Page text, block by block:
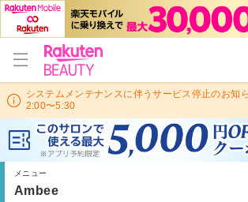
システムメンテナンスに伴うサービス停止のお知
2:00〜5:30
メニュー
Ambee